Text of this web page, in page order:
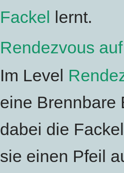
Fackel lernt.
Rendezvous
Im Level
eine Brennbare
dabei die
sie einen Pfeil